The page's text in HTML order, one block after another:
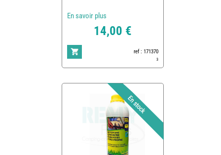
En savoir plus
14,00 €
ref : 171370
3